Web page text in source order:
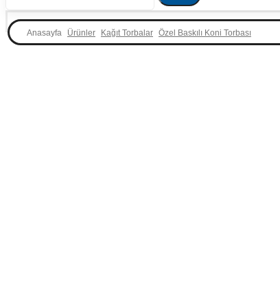
Ürünler Kağıt Torbalar Özel Baskılı Koni Torbası